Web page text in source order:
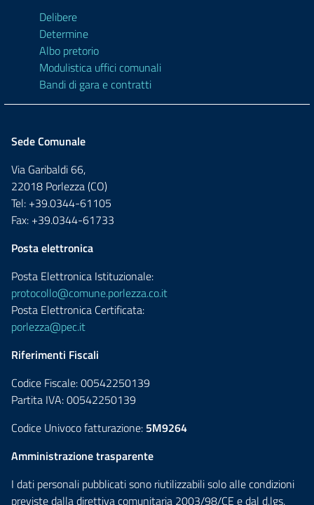
Delibere
Determine
Albo pretorio
Modulistica uffici comunali
Bandi di gara e contratti
Sede Comunale
Via Garibaldi 66,
22018 Porlezza (CO)
Tel: +39.0344-61105
Fax: +39.0344-61733
Posta elettronica
Posta Elettronica Istituzionale:
protocollo@comune.porlezza.co.it
Posta Elettronica Certificata:
porlezza@pec.it
Riferimenti Fiscali
Codice Fiscale: 00542250139
Partita IVA: 00542250139
Codice Univoco fatturazione: 5M9264
Amministrazione trasparente
I dati personali pubblicati sono riutilizzabili solo alle condizioni
previste dalla direttiva comunitaria 2003/98/CE e dal d.lgs.